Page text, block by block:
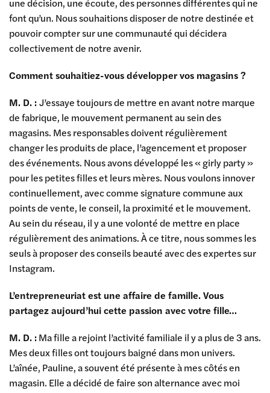
font qu’un. Nous souhaitions disposer de notre destinée et
pouvoir compter sur une communauté qui décidera
collectivement de notre avenir.
Comment souhaitiez-vous développer vos magasins ?
M. D. :J’essaye toujours de mettre en avant notre marque
de fabrique, le mouvement permanent au sein des
magasins. Mes responsables doivent régulièrement
changer les produits de place, l’agencement et proposer
des événements. Nous avons développé les « girly party »
pour les petites filles et leurs mères. Nous voulons innover
continuellement, avec comme signature commune aux
points de vente, le conseil, la proximité et le mouvement.
Au sein du réseau, il y a une volonté de mettre en place
régulièrement des animations. À ce titre, nous sommes les
seuls à proposer des conseils beauté avec des expertes sur
Instagram.
L’entrepreneuriat est une affaire de famille. Vous
partagez aujourd’hui cette passion avec votre fille…
M. D. :Ma fille a rejoint l’activité familiale il y a plus de 3 ans.
Mes deux filles ont toujours baigné dans mon univers.
L’aînée, Pauline, a souvent été présente à mes côtés en
magasin. Elle a décidé de faire son alternance avec moi